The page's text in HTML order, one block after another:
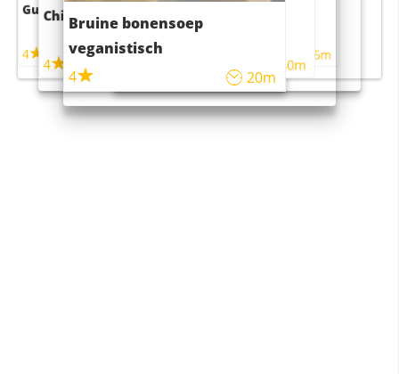
Guacamole
4
Chili con carne
4
Bruine bonensoep
veganistisch
4
20m
Sushi rijstsalade
maaltijdsalade
40m
4 55m